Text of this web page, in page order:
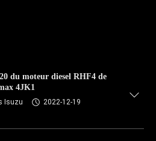
du moteur diesel RHF4 de
4JK1
Isuzu
2022-12-19